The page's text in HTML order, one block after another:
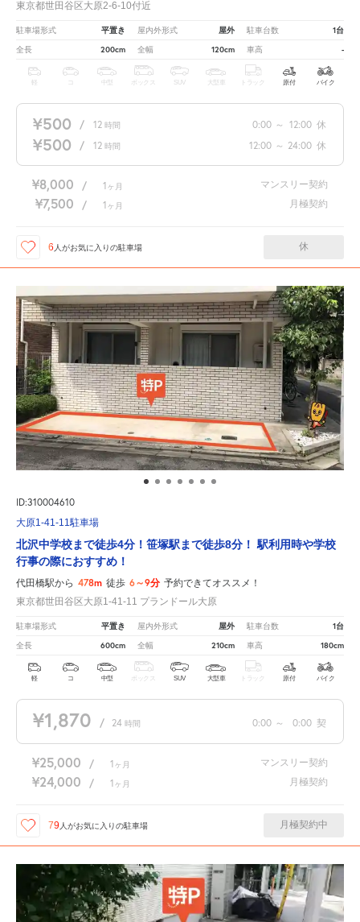
東京都世田谷区大原2-6-10付近
駐車場形式 平置き 屋内外形式 屋外 駐車台数 1台
全長 200cm 全幅 120cm 車高 -
軽 中型 ボックス SUV 大型車 トラック 原付 バイク
¥500 / 12 時間 0:00 ～ 12:00 休
¥500 / 12 時間 12:00 ～ 24:00 休
¥8,000 / 1 ヶ月 マンスリー契約
¥7,500 / 1 ヶ月 月極契約
6 人がお気に入りの駐車場 休
ID:310004610
大原1-41-11駐車場
北沢中学校まで徒歩4分！笹塚駅まで徒歩8分！ 駅利用時や学校
行事の際におすすめ！
代田橋駅から 478m 徒歩 6～9分 予約できてオススメ！
東京都世田谷区大原1-41-11 プランドール大原
駐車場形式 平置き 屋内外形式 屋外 駐車台数 1台
全長 600cm 全幅 210cm 車高 180cm
軽 コ 中型 ボックス SUV 大型車 トラック 原付 バイク
¥1,870 / 24 時間 0:00 ～ 0:00 契
¥25,000 / 1 ヶ月 マンスリー契約
¥24,000 / 1 ヶ月 月極契約
79 人がお気に入りの駐車場 月極契約中